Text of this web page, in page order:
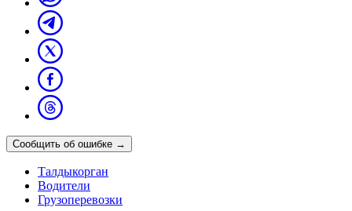
Сообщить об ошибке →
Талдыкорган
Водители
Грузоперевозки